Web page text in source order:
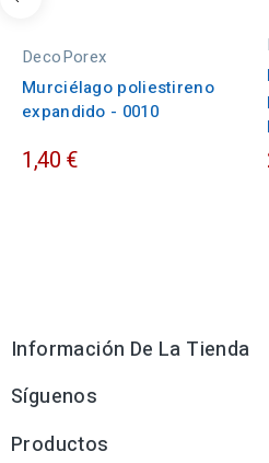
DecoPorex
Murciélago poliestireno
expandido - 0010
1,40 €
Información De La Tienda
Síguenos
Productos